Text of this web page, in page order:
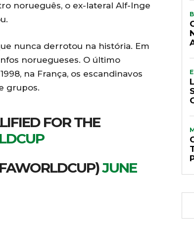
norueguês, o ex-lateral Alf-Inge
nunca derrotou na história. Em
noruegueses. O último
na França, os escandinavos
grupos.
FOR THE
JUNE